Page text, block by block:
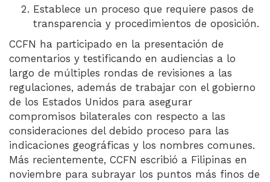
Establece un proceso que requiere pasos de
transparencia y procedimientos de oposición.
CCFN ha participado en la presentación de
comentarios y testificando en audiencias a lo
largo de múltiples rondas de revisiones a las
regulaciones, además de trabajar con el gobierno
de los Estados Unidos para asegurar
compromisos bilaterales con respecto a las
consideraciones del debido proceso para las
indicaciones geográficas y los nombres comunes.
Más recientemente, CCFN escribió a Filipinas en
noviembre para subrayar los puntos más finos de